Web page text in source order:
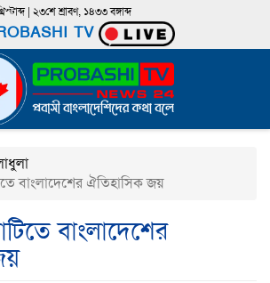
| ২৩শে শ্রাবণ, ১৪৩৩ বঙ্গাব্দ
TV
বাংলাদেশের ঐতিহাসিক জয়
বাংলাদেশের